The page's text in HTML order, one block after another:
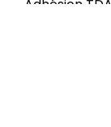
Adhésion TDA